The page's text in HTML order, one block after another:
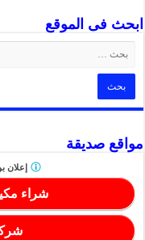
ابحث فى الموقع
مواقع صديقة
شراء
إعلان